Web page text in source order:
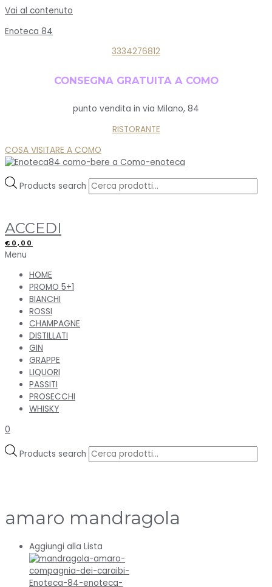
Vai al contenuto
Enoteca 84
3334276812
CONSEGNA GRATUITA A COMO
punto vendita in via Milano, 84
RISTORANTE
COSA VISITARE A COMO
Products search
ACCEDI
€ 0,00
Menu
HOME
PROMO 5+1
BIANCHI
ROSSI
CHAMPAGNE
DISTILLATI
GIN
GRAPPE
LIQUORI
PASSITI
PROSECCHI
WHISKY
0
Products search
amaro mandragola
Aggiungi alla Lista